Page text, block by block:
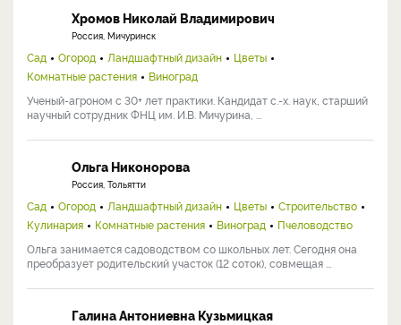
Хромов Николай Владимирович
Россия, Мичуринск
Сад Огород Ландшафтный дизайн
Цветы
Комнатные растения
Виноград
Ученый-агроном с 30+ лет практики. Кандидат с.-х. наук, старший
научный сотрудник ФНЦ им. И.В. Мичурина, ...
Ольга Никонорова
Россия, Тольятти
Сад Огород Ландшафтный дизайн Цветы
Строительство
Кулинария
Комнатные растения Виноград
Пчеловодство
Ольга занимается садоводством со школьных лет. Сегодня она
преобразует родительский участок (12 соток), совмещая ...
Галина Антониевна Кузьмицкая